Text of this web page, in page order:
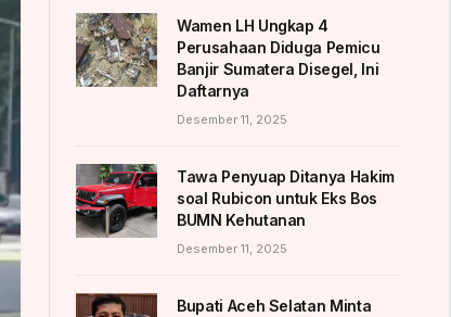
Wamen LH Ungkap 4
Perusahaan Diduga Pemicu
Banjir Sumatera Disegel, Ini
Daftarnya
Desember 11, 2025
Tawa Penyuap Ditanya Hakim
soal Rubicon untuk Eks Bos
BUMN Kehutanan
Desember 11, 2025
Bupati Aceh Selatan Minta